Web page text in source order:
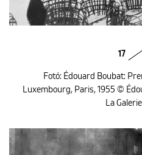
17
Fotó: Édouard Boubat:
Luxembourg, Paris, 1955 ©
La